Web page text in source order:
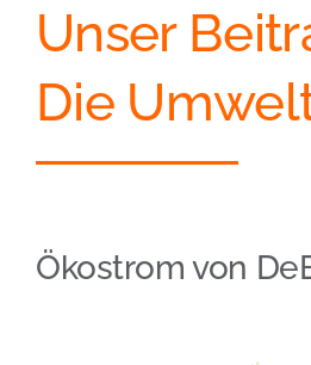
Unser
Die
Ökostrom von